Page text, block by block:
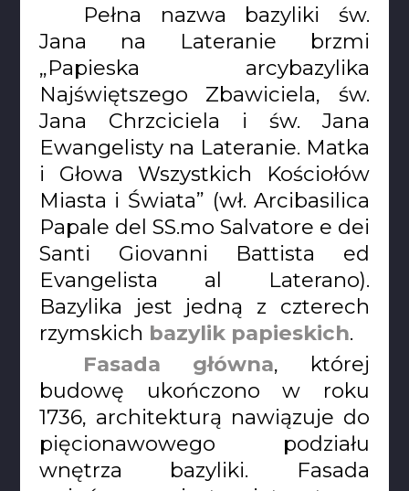
Pełna nazwa bazyliki św.
Jana na Lateranie brzmi
„Papieska arcybazylika
Najświętszego Zbawiciela, św.
Jana Chrzciciela i św. Jana
Ewangelisty na Lateranie. Matka
i Głowa Wszystkich Kościołów
Miasta i Świata” (wł. Arcibasilica
Papale del SS.mo Salvatore e dei
Santi Giovanni Battista ed
Evangelista al Laterano).
Bazylika jest jedną z czterech
rzymskich bazylik papieskich.
Fasada główna, której
budowę ukończono w roku
1736, architekturą nawiązuje do
pięcionawowego podziału
wnętrza bazyliki. Fasada